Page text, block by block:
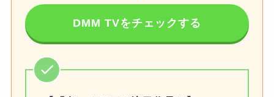
DMM TVをチェックする